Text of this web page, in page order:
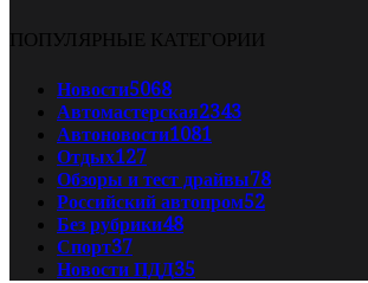
ПОПУЛЯРНЫЕ КАТЕГОРИИ
Новости5068
Автомастерская2343
Автоновости1081
Отдых127
Обзоры и тест драйвы78
Российский автопром52
Без рубрики48
Спорт37
Новости ПДД35